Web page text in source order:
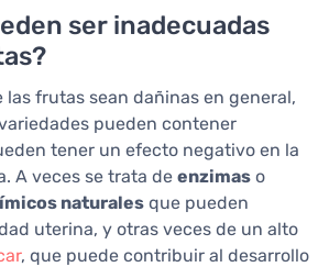
ser inadecuadas
las frutas sean dañinas en general,
pueden contener
tener un efecto negativo en la
A veces se trata de enzimas o
naturales que pueden
uterina, y otras veces de un alto
, que puede contribuir al desarrollo